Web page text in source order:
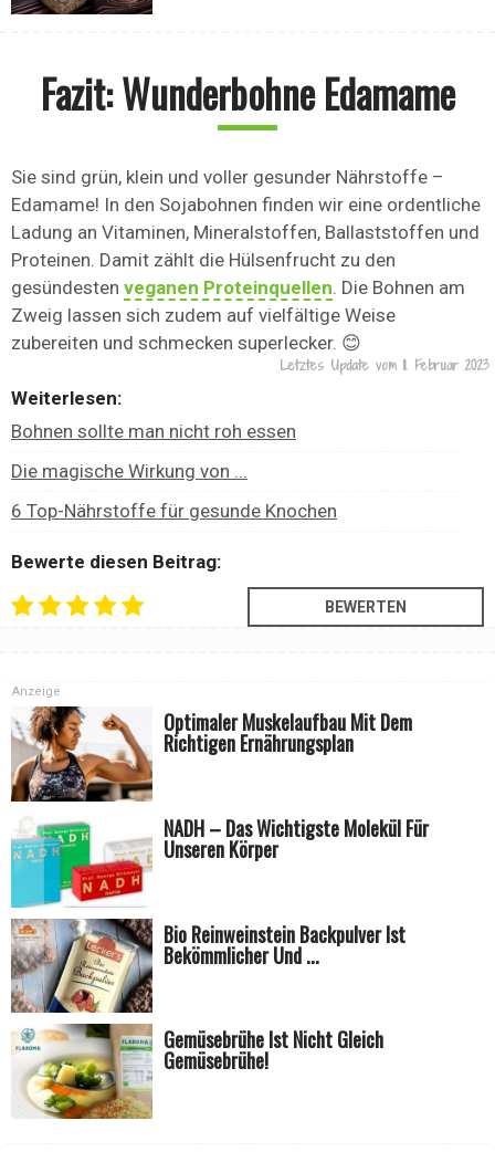
Fazit: Wunderbohne Edamame
Sie sind grün, klein und voller gesunder Nährstoffe –
Edamame! In den Sojabohnen finden wir eine ordentliche
Ladung an Vitaminen, Mineralstoffen, Ballaststoffen und
Proteinen. Damit zählt die Hülsenfrucht zu den
gesündesten veganen Proteinquellen. Die Bohnen am
Zweig lassen sich zudem auf vielfältige Weise
zubereiten und schmecken superlecker. 😊
Letztes Update vom 11. Februar 2023
Weiterlesen:
Bohnen sollte man nicht roh essen
Die magische Wirkung von ...
6 Top-Nährstoffe für gesunde Knochen
Bewerte diesen Beitrag:
Optimaler Muskelaufbau Mit Dem
Richtigen Ernährungsplan
Anzeige
NADH – Das Wichtigste Molekül Für
Unseren Körper
Bio Reinweinstein Backpulver Ist
Bekömmlicher Und ...
Gemüsebrühe Ist Nicht Gleich
Gemüsebrühe!